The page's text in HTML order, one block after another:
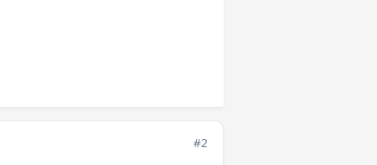
#2